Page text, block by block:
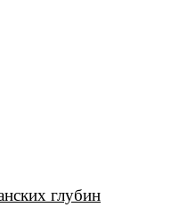
глубин